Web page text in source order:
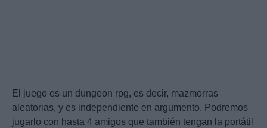
El juego es un dungeon rpg, es decir, mazmorras
aleatorias, y es independiente en argumento. Podremos
jugarlo con hasta 4 amigos que también tengan la portátil